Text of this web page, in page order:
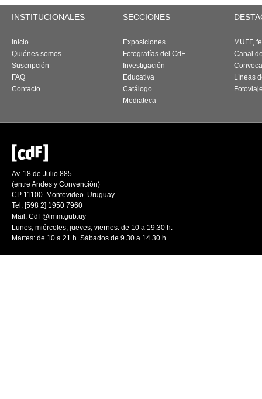
INSTITUCIONALES SECCIONES
Inicio
Quiénes somos
Suscripción
FAQ
Contacto
Exposiciones
Fotografías del CdF
Investigación
Educativa
Catálogo
Mediateca
MUFF,
Canal
Líneas
Av. 18 de Julio 885
(entre Andes y Convención)
CP 11100. Montevideo. Uruguay
Tel: [598 2] 1950 7960
Mail: CdF@imm.gub.uy
Lunes, miércoles, jueves, viernes: de 10 a 19.30 h.
Martes: de 10 a 21 h. Sábados de 9.30 a 14.30 h.